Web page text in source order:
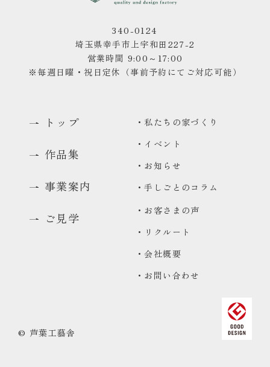
340-0124
埼玉県幸手市上宇和田227-2
営業時間 9:00～17:00
※毎週日曜・祝日定休（事前予約にてご対応可能）
© 芦葉工藝舎
トップ
作品集
事業案内
ご見学
・私たちの家づくり
・イベント
・お知らせ
・手しごとのコラム
・お客さまの声
・リクルート
・会社概要
・お問い合わせ
平日9:00〜17:00